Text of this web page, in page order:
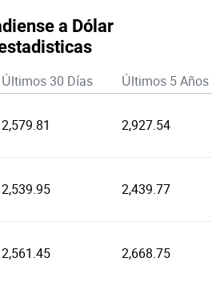
a Dólar
Últimos 30 Días Últimos 5 Años
2,579.81 2,927.54
2,539.95 2,439.77
2,561.45 2,668.75